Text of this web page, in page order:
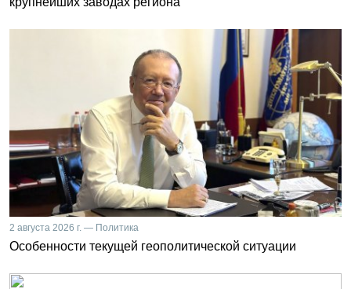
2 августа 2026 г. — Политика
Особенности текущей геополитической ситуации